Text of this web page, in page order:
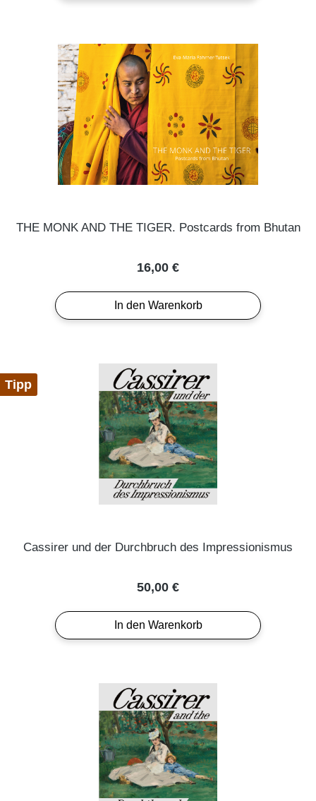
THE MONK AND THE TIGER. Postcards from Bhutan
Regulärer Preis:
16,00 €
In den Warenkorb
Tipp
Cassirer und der Durchbruch des Impressionismus
Regulärer Preis:
50,00 €
In den Warenkorb